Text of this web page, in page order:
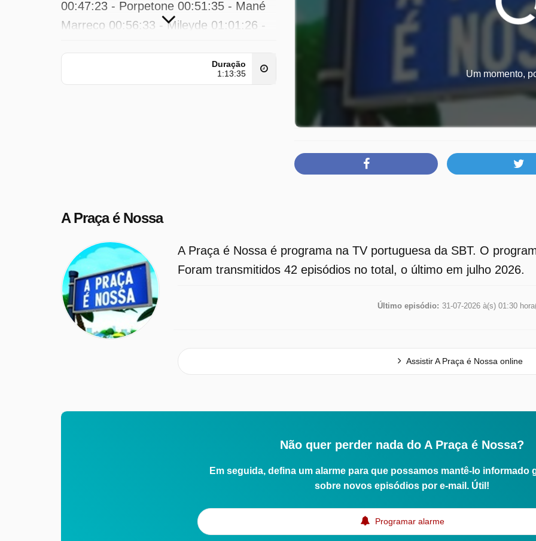
00:47:23 - Porpetone 00:51:35 - Mané
Marreco 00:56:33 - Mileyde 01:01:26 -
A Praça é Nossa foi transmitido pela
Duração
1:13:35
Um momento,
A Praça é Nossa
A Praça é Nossa é programa na TV portuguesa da SBT. O
Foram transmitidos 42 episódios no total, o último em julho 2026.
Último episódio: 31-07-2026 à(s) 01:30
Assistir A Praça é Nossa online
Não quer perder nada do A Praça é Nossa?
Em seguida, defina um alarme para que possamos mantê-lo informado
sobre novos episódios por e-mail. Útil!
Programar alarme